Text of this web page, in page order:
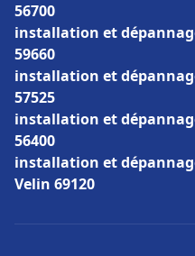
56700
installation et
59660
installation et
57525
installation et
56400
installation et
Velin 69120